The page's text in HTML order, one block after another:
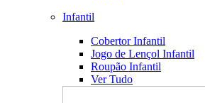
Infantil
Cobertor Infantil
Jogo de Lençol Infantil
Roupão Infantil
Ver Tudo